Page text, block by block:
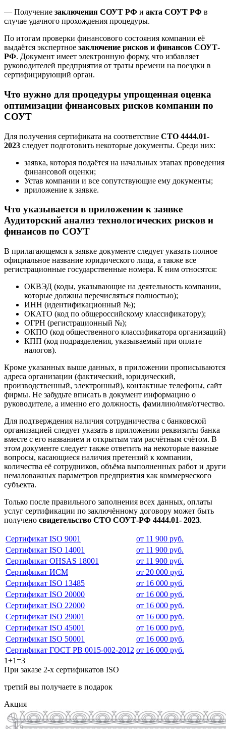
— Получение заключения СОУТ РФ и акта СОУТ РФ в
случае удачного прохождения процедуры.
По итогам проверки финансового состояния компании её
выдаётся экспертное заключение рисков и финансов СОУТ-
РФ. Документ имеет электронную форму, что избавляет
руководителей предприятия от траты времени на поездки в
сертифицирующий орган.
Что нужно для процедуры упрощенная оценка
оптимизации финансовых рисков компании по
СОУТ
Для получения сертификата на соответствие СТО 4444.01-
2023 следует подготовить некоторые документы. Среди них:
заявка, которая подаётся на начальных этапах проведения
финансовой оценки;
Устав компании и все сопутствующие ему документы;
приложение к заявке.
Что указывается в приложении к заявке
Аудиторский анализ технологических рисков и
финансов по СОУТ
В прилагающемся к заявке документе следует указать полное
официальное название юридического лица, а также все
регистрационные государственные номера. К ним относятся:
ОКВЭД (коды, указывающие на деятельность компании,
которые должны перечисляться полностью);
ИНН (идентификационный №);
ОКАТО (код по общероссийскому классификатору);
ОГРН (регистрационный №);
ОКПО (код общественного классификатора
КПП (код подразделения, указываемый при оплате
налогов).
Кроме указанных выше данных, в приложении прописываются
адреса организации (фактический, юридический,
производственный, электронный), контактные телефоны, сайт
фирмы. Не забудьте вписать в документ информацию о
руководителе, а именно его должность, фамилию/имя/отчество.
Для подтверждения наличия сотрудничества с банковской
организацией следует указать в приложении реквизиты банка
вместе с его названием и открытым там расчётным счётом. В
этом документе следует также ответить на некоторые важные
вопросы, касающиеся наличия претензий к компании,
количества её сотрудников, объёма выполненных работ и
немаловажных параметров предприятия как коммерческого
субъекта.
Только после правильного заполнения всех данных, оплаты
услуг сертификации по заключённому договору может быть
получено свидетельство СТО СОУТ-РФ 4444.01- 2023.
Сертификат ISO 9001
от 11 900 руб.
Сертификат ISO 14001
от 11 900 руб.
Сертификат OHSAS 18001
от 11 900 руб.
Сертификат ИСМ
от 20 000 руб.
Сертификат ISO 13485
от 16 000 руб.
Сертификат ISO 20000
от 16 000 руб.
Сертификат ISO 22000
от 16 000 руб.
Сертификат ISO 29001
от 16 000 руб.
Сертификат ISO 45001
от 16 000 руб.
Сертификат ISO 50001
от 16 000 руб.
Сертификат ГОСТ РВ 0015-002-2012 от 16 000 руб.
1+1=3
При заказе 2-х сертификатов ISO
третий вы получаете в подарок
Акция